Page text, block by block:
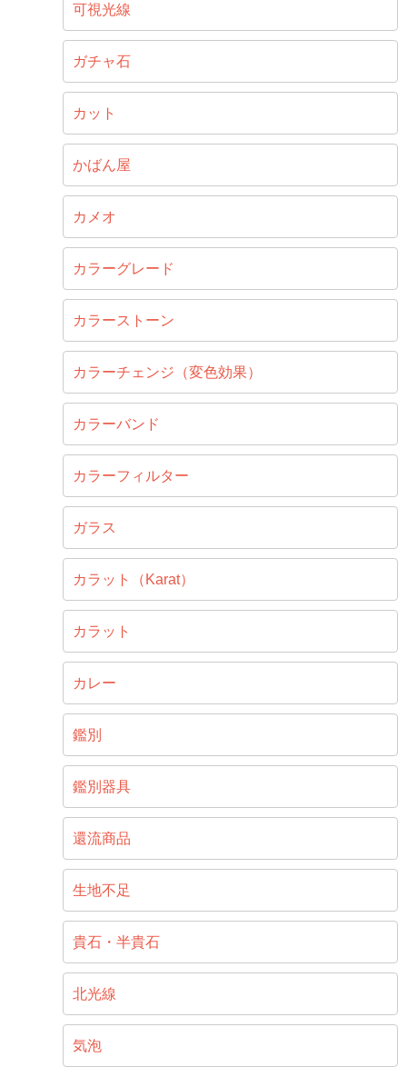
可視光線
ガチャ石
カット
かばん屋
カメオ
カラーグレード
カラーストーン
カラーチェンジ（変色効果）
カラーバンド
カラーフィルター
ガラス
カラット（Karat）
カラット
カレー
鑑別
鑑別器具
還流商品
生地不足
貴石・半貴石
北光線
気泡